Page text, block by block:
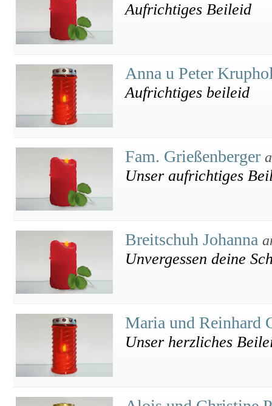
Aufrichtiges Beileid
Anna u Peter
Aufrichtiges beileid
Fam. Grießenberger
Unser aufrichtiges
Breitschuh Johanna
Unvergessen deine
Maria und Reinhard
Unser herzliches